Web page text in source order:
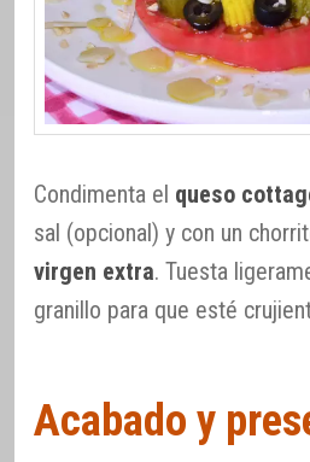
Condimenta el queso
sal (opcional) y con un
virgen extra. Tuesta
granillo para que esté
Acabado y